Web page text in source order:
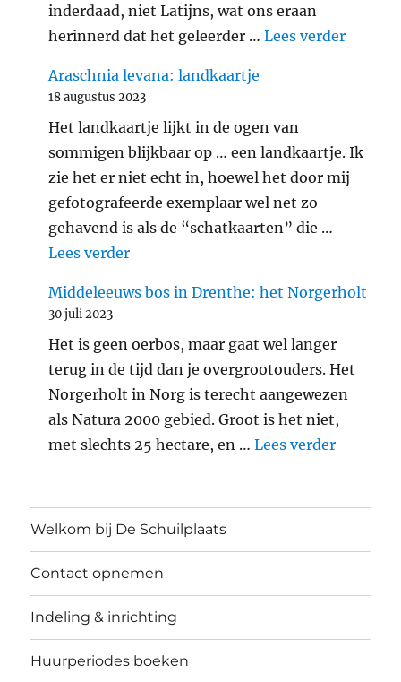
inderdaad, niet Latijns, wat ons eraan
herinnerd dat het geleerder …Lees verder
Araschnia levana: landkaartje
18 augustus 2023
Het landkaartje lijkt in de ogen van
sommigen blijkbaar op … een landkaartje. Ik
zie het er niet echt in, hoewel het door mij
gefotografeerde exemplaar wel net zo
gehavend is als de “schatkaarten” die …
Lees verder"Araschnia levana: landkaartje"
Middeleeuws bos in Drenthe: het Norgerholt
30 juli 2023
Het is geen oerbos, maar gaat wel langer
terug in de tijd dan je overgrootouders. Het
Norgerholt in Norg is terecht aangewezen
als Natura 2000 gebied. Groot is het niet,
met slechts 25 hectare, en …Lees verder
Welkom bij De Schuilplaats
Contact opnemen
Indeling & inrichting
Huurperiodes boeken